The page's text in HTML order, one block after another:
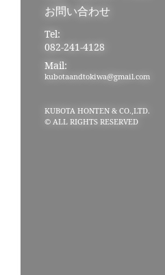
お問い合わせ
Tel:
082-241-4128
Mail:
kubotaandtokiwa@gmail.com
KUBOTA HONTEN & CO.,LTD.
© ALL RIGHTS RESERVED